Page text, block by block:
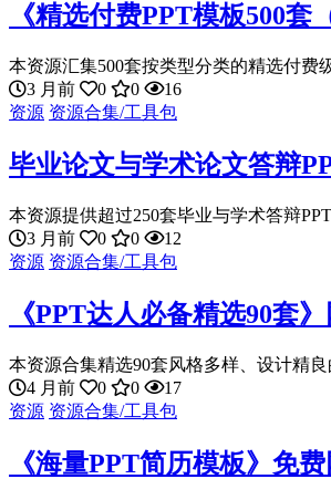
《精选付费PPT模板500
本资源汇集500套按类型分类的精选付费
3 月前
0 0
16
资源 资源合集/工具包
毕业论文与学术论文答辩
本资源提供超过250套毕业与学术答辩
3 月前
0 0
12
资源 资源合集/工具包
《PPT达人必备精选90套
本资源合集精选90套风格多样、设计精
4 月前
0 0
17
资源 资源合集/工具包
《海量PPT简历模板》免